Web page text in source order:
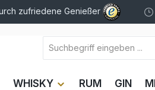
zufriedene Genießer
WHISKY RUM GIN